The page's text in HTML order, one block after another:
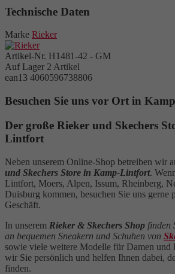
Technische Daten
Marke Rieker
Artikel-Nr. H1481-42 - GM
Auf Lager 2 Artikel
ean13 4060596738806
Besuchen Sie uns vor Ort in
Der große Rieker und Skechers
Lintfort
Neben unserem Online-Shop betreiben wir
und Skechers Store in Kamp-Lintfort.
Lintfort, Moers, Alpen, Issum, Rheinberg,
Duisburg kommen, besuchen Sie uns gerne
Geschäft.
In unserem Rieker & Skechers Shop finden
an bequemen Sneakern und Schuhen von
sowie viele weitere Modelle für Damen und
wir Sie persönlich und helfen Ihnen dabei,
finden.